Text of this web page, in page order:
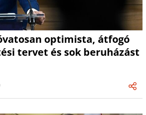
optimista, átfogó
tervet és sok beruházást